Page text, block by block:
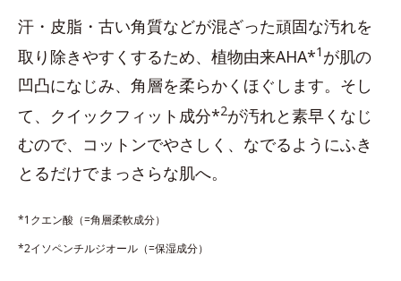
汗・皮脂・古い角質などが混ざった頑固な汚れを
取り除きやすくするため、植物由来AHA*1 が肌の
凹凸になじみ、角層を柔らかくほぐします。そし
て、クイックフィット成分*2が汚れと素早くなじ
むので、コットンでやさしく、なでるようにふき
とるだけでまっさらな肌へ。
*1クエン酸（=角層柔軟成分）
*2イソペンチルジオール（=保湿成分）